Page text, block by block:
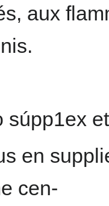
aux
súpp1ex
en
cen-